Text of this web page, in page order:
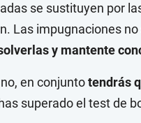
se sustituyen por
Las impugnaciones
y mantente
en conjuntotendrás
superado el test de